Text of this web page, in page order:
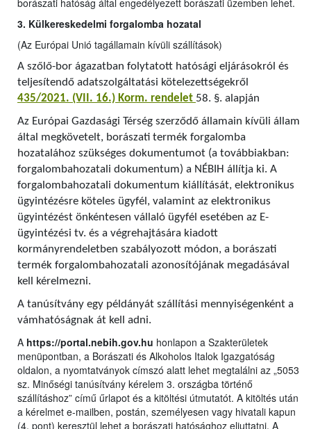
borászati hatóság által engedélyezett borászati üzemben lehet.
3. Külkereskedelmi forgalomba hozatal
(Az Európai Unió tagállamain kívüli szállítások)
A szőlő-bor ágazatban folytatott hatósági eljárásokról és
teljesítendő adatszolgáltatási kötelezettségekről
435/2021. (VII. 16.) Korm. rendelet 58. §. alapján
Az Európai Gazdasági Térség szerződő államain kívüli állam
által megkövetelt, borászati termék forgalomba
hozatalához szükséges dokumentumot (a továbbiakban:
forgalombahozatali dokumentum) a NÉBIH állítja ki. A
forgalombahozatali dokumentum kiállítását, elektronikus
ügyintézésre köteles ügyfél, valamint az elektronikus
ügyintézést önkéntesen vállaló ügyfél esetében az E-
ügyintézési tv. és a végrehajtására kiadott
kormányrendeletben szabályozott módon, a borászati
termék forgalombahozatali azonosítójának megadásával
kell kérelmezni.
A tanúsítvány egy példányát szállítási mennyiségenként a
vámhatóságnak át kell adni.
A https://portal.nebih.gov.hu honlapon a Szakterületek
menüpontban, a Borászati és Alkoholos Italok Igazgatóság
oldalon, a nyomtatványok címszó alatt lehet megtalálni az „5053
sz. Minőségi tanúsítvány kérelem 3. országba történő
szállításhoz” című űrlapot és a kitöltési útmutatót. A kitöltés után
a kérelmet e-mailben, postán, személyesen vagy hivatali kapun
(4. pont) keresztül lehet a borászati hatósághoz eljuttatni. A